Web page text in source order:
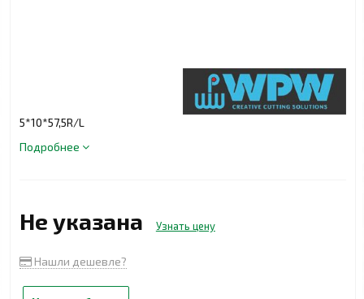
5*10*57,5R/L
Подробнее
Не указана Узнать цену
Нашли дешевле?